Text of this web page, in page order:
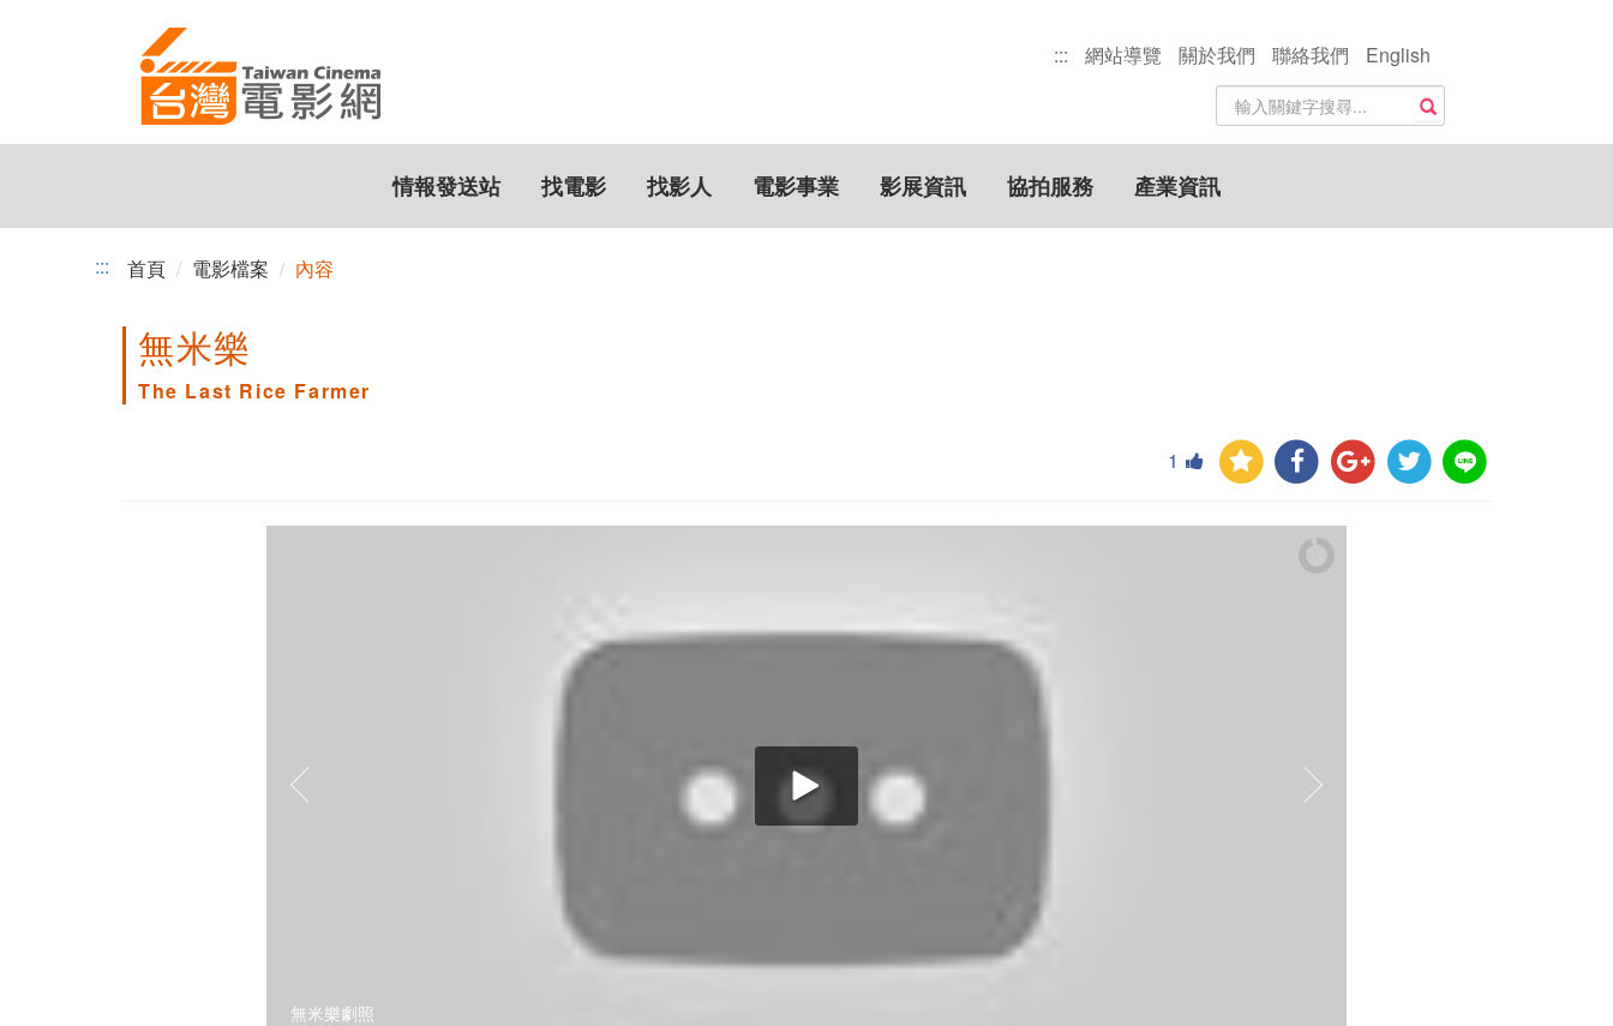
::: 網站導覽 關於我們 聯絡我們
English
站
內
搜
尋
關
鍵
搜尋
情報發送站 找電影 找影人 電影事業 影展資訊 協拍服務 產業資訊
::: 首頁 電影檔案 內容
無米樂
The Last Rice Farmer
1
無米樂劇照